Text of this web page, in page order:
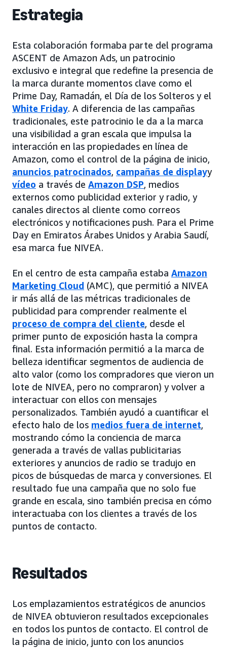
Estrategia
Esta colaboración formaba parte del programa
ASCENT de Amazon Ads, un patrocinio
exclusivo e integral que redefine la presencia de
la marca durante momentos clave como el
Prime Day, Ramadán, el Día de los Solteros y el
White Friday. A diferencia de las campañas
tradicionales, este patrocinio le da a la marca
una visibilidad a gran escala que impulsa la
interacción en las propiedades en línea de
Amazon, como el control de la página de inicio,
anuncios patrocinados, campañas de displayy
vídeo a través de Amazon DSP, medios
externos como publicidad exterior y radio, y
canales directos al cliente como correos
electrónicos y notificaciones push. Para el Prime
Day en Emiratos Árabes Unidos y Arabia Saudí,
esa marca fue NIVEA.
En el centro de esta campaña estaba Amazon
Marketing Cloud (AMC), que permitió a NIVEA
ir más allá de las métricas tradicionales de
publicidad para comprender realmente el
proceso de compra del cliente, desde el
primer punto de exposición hasta la compra
final. Esta información permitió a la marca de
belleza identificar segmentos de audiencia de
alto valor (como los compradores que vieron un
lote de NIVEA, pero no compraron) y volver a
interactuar con ellos con mensajes
personalizados. También ayudó a cuantificar el
efecto halo de los medios fuera de internet,
mostrando cómo la conciencia de marca
generada a través de vallas publicitarias
exteriores y anuncios de radio se tradujo en
picos de búsquedas de marca y conversiones. El
resultado fue una campaña que no solo fue
grande en escala, sino también precisa en cómo
interactuaba con los clientes a través de los
puntos de contacto.
Resultados
Los emplazamientos estratégicos de anuncios
de NIVEA obtuvieron resultados excepcionales
en todos los puntos de contacto. El control de
la página de inicio, junto con los anuncios